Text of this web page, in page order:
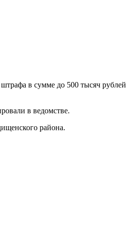
в сумме до 500 тысяч рублей
в ведомстве.
района.